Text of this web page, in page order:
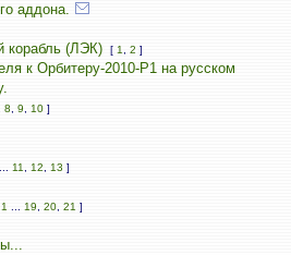
аддона.
корабль (ЛЭК) [ 1 2 ]
к Орбитеру-2010-P1 на русском
8 9 10 ]
11 12 13 ]
1 19 20 21 ]